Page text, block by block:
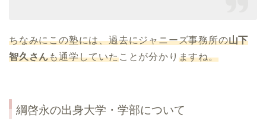
ちなみにこの塾には、過去にジャニーズ事務所の山下
智久さんも通学していたことが分かり ますね。
綱啓永の出身大学・学部について